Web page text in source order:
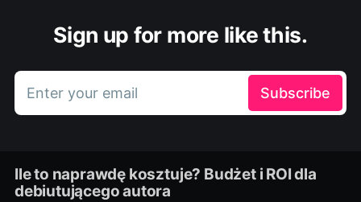
Sign up for more like this.
Enter your email Subscribe
Ile to naprawdę kosztuje? Budżet i ROI dla
debiutującego autora